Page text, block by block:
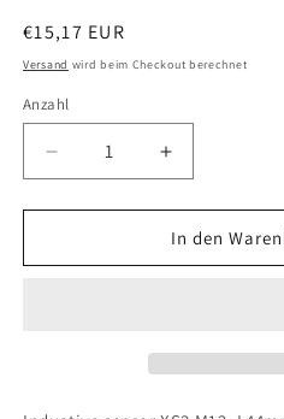
Normaler
Preis
€15,17 EUR
Versand wird beim Checkout berechnet
Anzahl
Verringere
die
Menge
Telemecanique
Erhöhe
die
Menge
für
In den